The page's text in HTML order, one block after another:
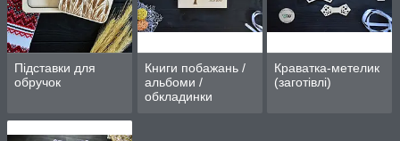
Підставки для
обручок
Книги побажань /
альбоми /
обкладинки
Краватка-метелик
(заготівлі)